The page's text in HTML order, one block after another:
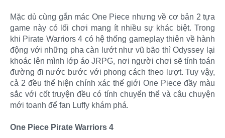
Mặc dù cùng gắn mác One Piece nhưng về cơ bản 2 tựa
game này có lối chơi mang ít nhiều sự khác biệt. Trong
khi Pirate Warriors 4 có hệ thống gameplay thiên về hành
động với những pha càn lướt như vũ bão thì Odyssey lại
khoác lên mình lớp áo JRPG, nơi người chơi sẽ tính toán
đường đi nước bước với phong cách theo lượt. Tuy vậy,
cả 2 đều thể hiện chính xác thế giới One Piece đầy màu
sắc với cốt truyện đều có tính chuyển thể và câu chuyện
mới toanh để fan Luffy khám phá.
One Piece Pirate Warriors 4